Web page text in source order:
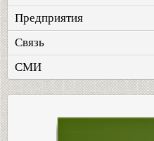
Предприятия
Связь
СМИ